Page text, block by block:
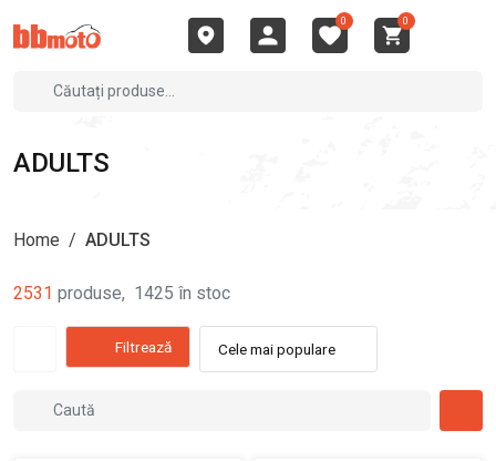
0 0
ADULTS
Home / ADULTS
2531 produse, 1425 în stoc
Filtrează Cele mai populare